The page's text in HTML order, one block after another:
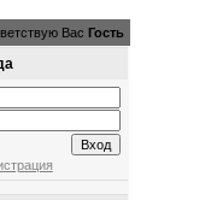
Вас Гость